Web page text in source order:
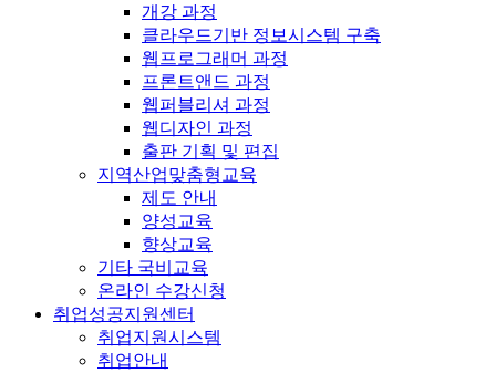
개강 과정
클라우드기반 정보시스템 구축
웹프로그래머 과정
프론트앤드 과정
웹퍼블리셔 과정
웹디자인 과정
출판 기획 및 편집
지역산업맞춤형교육
제도 안내
양성교육
향상교육
기타 국비교육
온라인 수강신청
취업성공지원센터
취업지원시스템
취업안내